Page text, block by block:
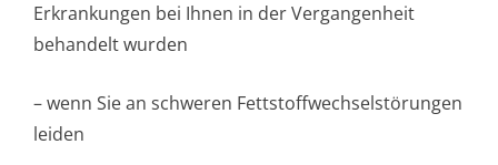
Erkrankungen bei Ihnen in der Vergangenheit
behandelt wurden
– wenn Sie an schweren Fettstoffwechsel­störungen
leiden